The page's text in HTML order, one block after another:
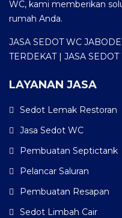
WC, kami memberikan
rumah Anda.
JASA SEDOT WC
TERDEKAT | JASA
LAYANAN JASA
Sedot Lemak Restoran
Jasa Sedot WC
Pembuatan Septictank
Pelancar Saluran
Pembuatan Resapan
Sedot Limbah Cair